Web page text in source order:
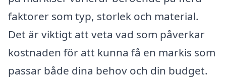
faktorer som typ, storlek och material.
Det är viktigt att veta vad som påverkar
kostnaden för att kunna få en markis som
passar både dina behov och din budget.